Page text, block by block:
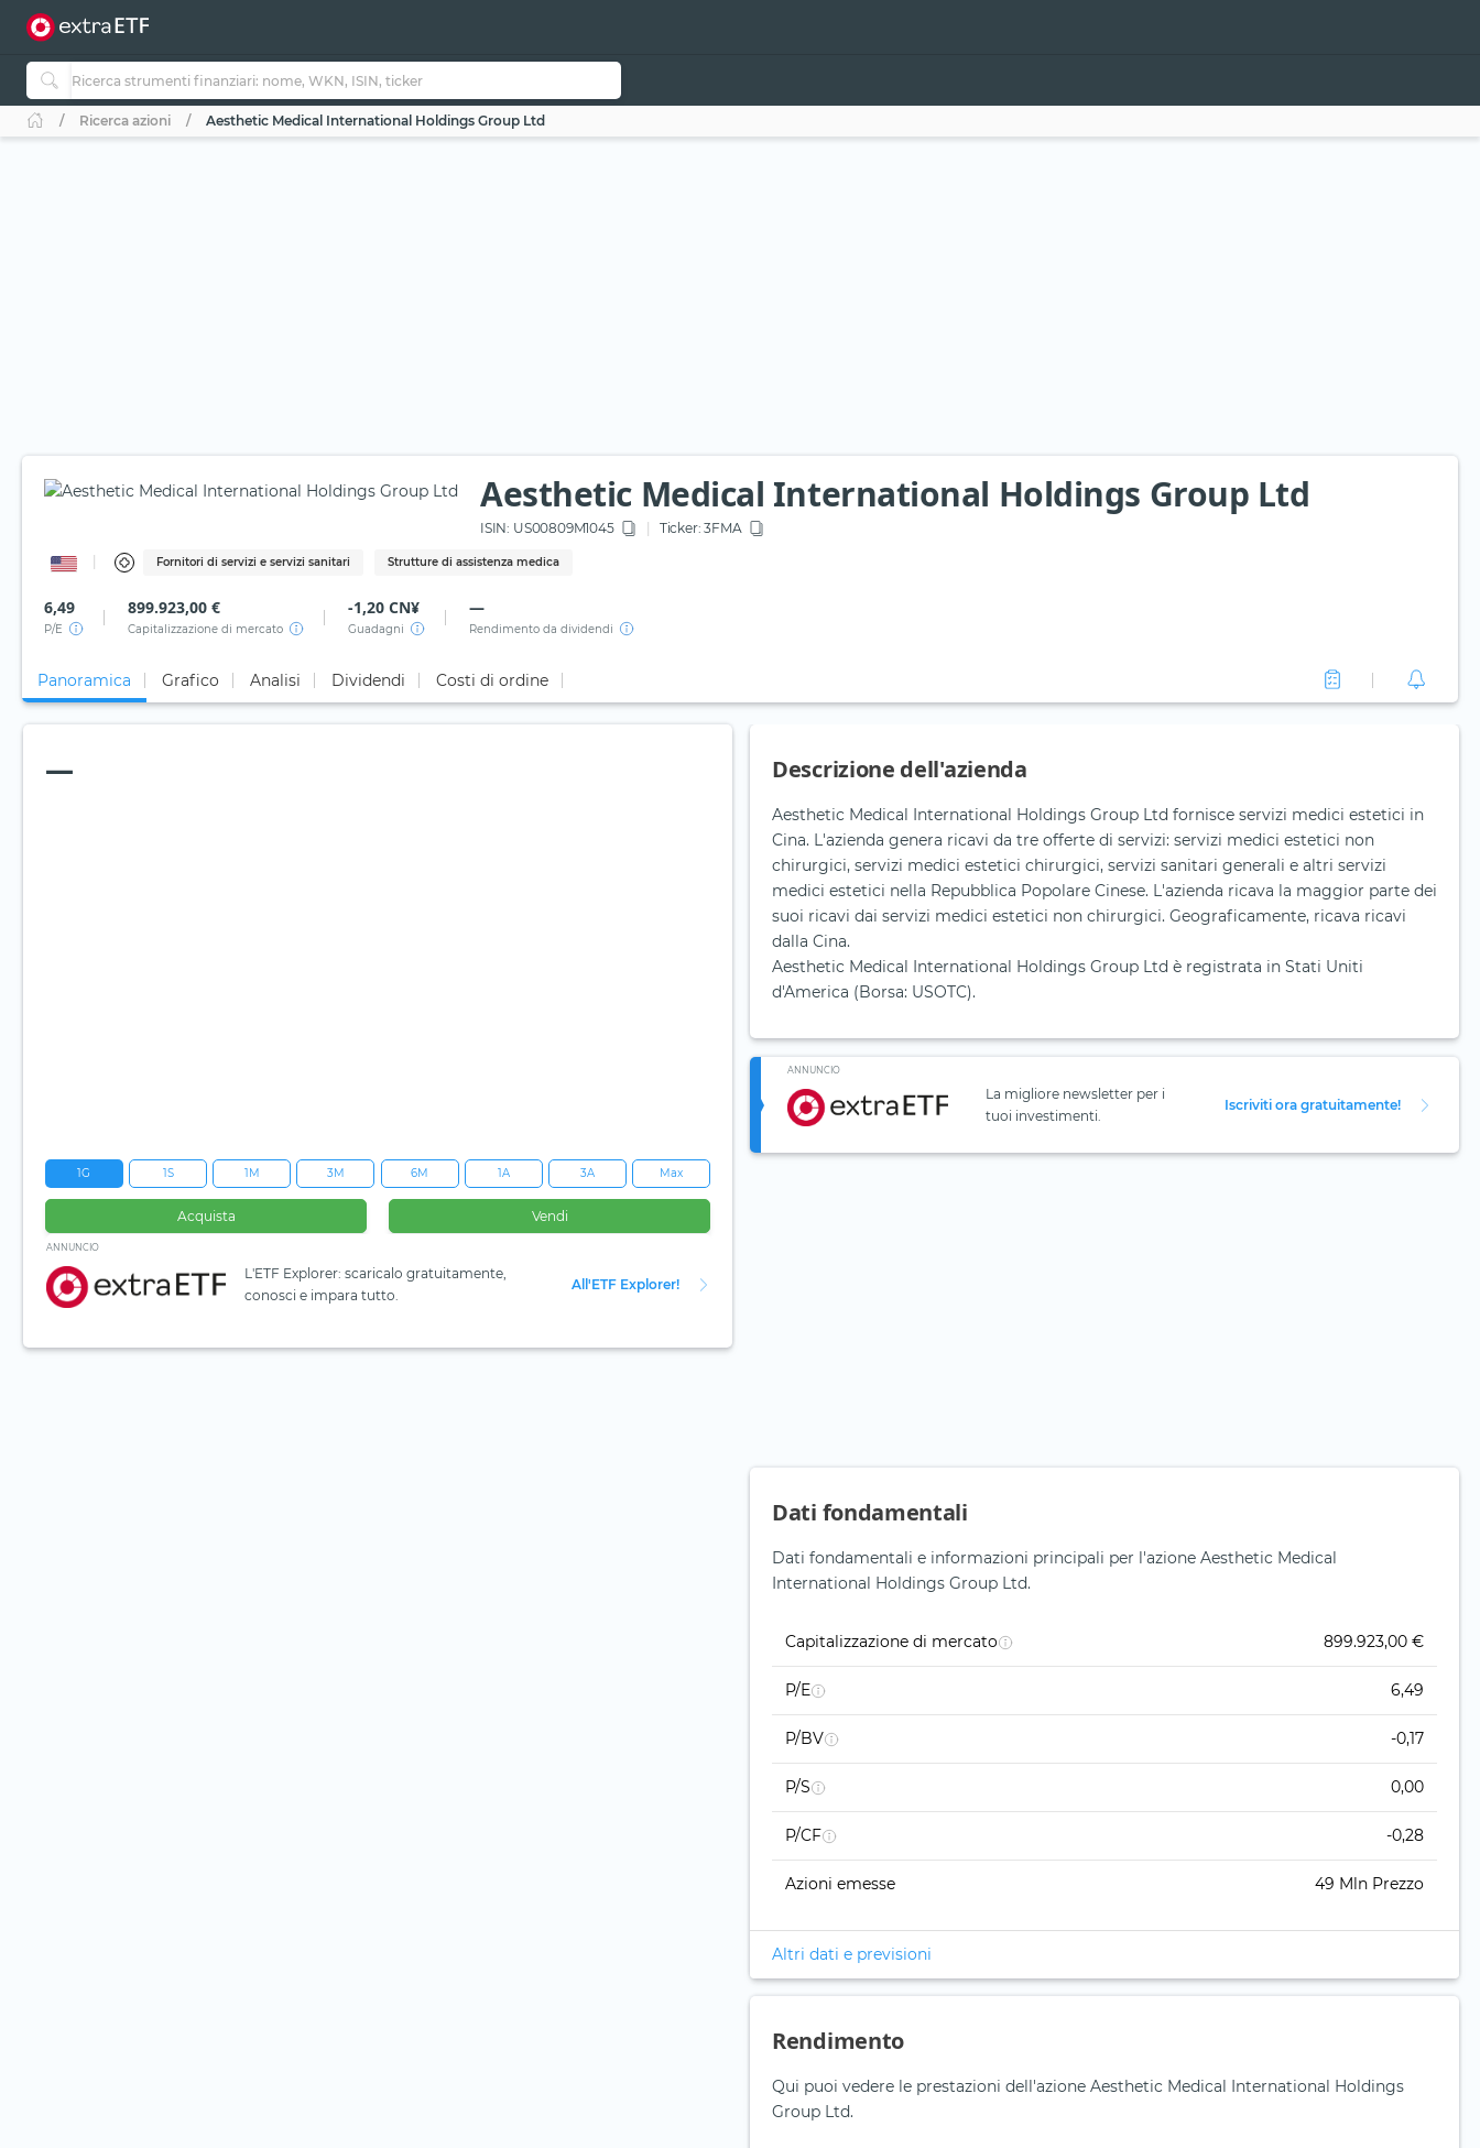
Ricerca azioni Aesthetic Medical International Holdings Group Ltd
Aesthetic Medical International Holdings Group Ltd
ISIN: US00809M1045 Ticker: 3FMA
Fornitori di servizi e servizi sanitari Strutture di assistenza medica
6,49
P/E
899.923,00 €
Capitalizzazione di mercato
-1,20 CN¥
Guadagni
—
Rendimento da dividendi
Panoramica Grafico Analisi Dividendi Costi di ordine
—
1G 1S 1M 3M 6M 1A 3A Max
Acquista Vendi
ANNUNCIO
L'ETF Explorer: scaricalo gratuitamente,
conosci e impara tutto.
All'ETF Explorer!
Descrizione dell'azienda
Aesthetic Medical International Holdings Group Ltd fornisce servizi medici estetici in
Cina. L'azienda genera ricavi da tre offerte di servizi: servizi medici estetici non
chirurgici, servizi medici estetici chirurgici, servizi sanitari generali e altri servizi
medici estetici nella Repubblica Popolare Cinese. L'azienda ricava la maggior parte dei
suoi ricavi dai servizi medici estetici non chirurgici. Geograficamente, ricava ricavi
dalla Cina.
Aesthetic Medical International Holdings Group Ltd è registrata in Stati Uniti
d'America (Borsa: USOTC).
ANNUNCIO
La migliore newsletter per i
tuoi investimenti.
Iscriviti ora gratuitamente!
Dati fondamentali
Dati fondamentali e informazioni principali per l'azione Aesthetic Medical
International Holdings Group Ltd.
Capitalizzazione di mercato 899.923,00 €
P/E 6,49
P/BV -0,17
P/S 0,00
P/CF -0,28
Azioni emesse 49 Mln Prezzo
Altri dati e previsioni
Rendimento
Qui puoi vedere le prestazioni dell'azione Aesthetic Medical International Holdings
Group Ltd.